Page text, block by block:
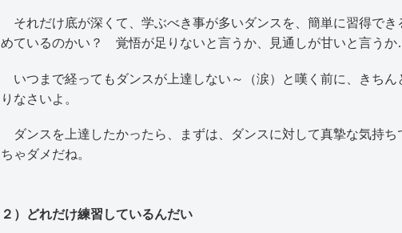
それだけ底が深くて、学ぶべき事が多いダンスを、簡単に習得で
めているのかい？ 覚悟が足りないと言うか、見通しが甘いと言うか
いつまで経ってもダンスが上達しない～（涙）と嘆く前に、きち
りなさいよ。
ダンスを上達したかったら、まずは、ダンスに対して真摯な気持ち
ちゃダメだね。
２）どれだけ練習しているんだい